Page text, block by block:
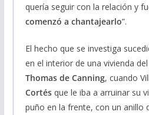
quería seguir con la relación y
comenzó a chantajearlo”.
El hecho que se investiga
en el interior de una vivienda del
Thomas de Canning, cuando
Cortés que le iba a arruinar su
puño en la frente, con un anillo